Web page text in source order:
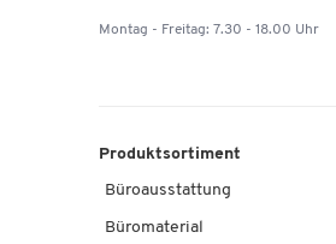
Montag - Freitag: 7.30 - 18.00 Uhr
Produktsortiment
Büroausstattung
Büromaterial